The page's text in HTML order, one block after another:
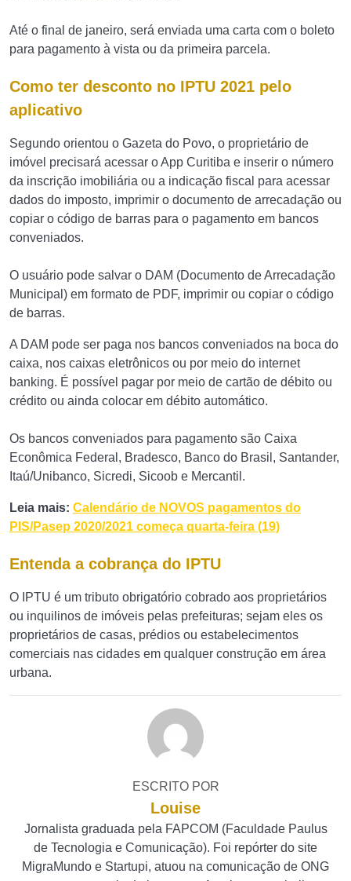
Até o final de janeiro, será enviada uma carta com o boleto
para pagamento à vista ou da primeira parcela.
Como ter desconto no IPTU 2021 pelo
aplicativo
Segundo orientou o Gazeta do Povo, o proprietário de
imóvel precisará acessar o App Curitiba e inserir o número
da inscrição imobiliária ou a indicação fiscal para acessar
dados do imposto, imprimir o documento de arrecadação ou
copiar o código de barras para o pagamento em bancos
conveniados.
O usuário pode salvar o DAM (Documento de Arrecadação
Municipal) em formato de PDF, imprimir ou copiar o código
de barras.
A DAM pode ser paga nos bancos conveniados na boca do
caixa, nos caixas eletrônicos ou por meio do internet
banking. É possível pagar por meio de cartão de débito ou
crédito ou ainda colocar em débito automático.
Os bancos conveniados para pagamento são Caixa
Econômica Federal, Bradesco, Banco do Brasil, Santander,
Itaú/Unibanco, Sicredi, Sicoob e Mercantil.
Leia mais: Calendário de NOVOS pagamentos do
PIS/Pasep 2020/2021 começa quarta-feira (19)
Entenda a cobrança do IPTU
O IPTU é um tributo obrigatório cobrado aos proprietários
ou inquilinos de imóveis pelas prefeituras; sejam eles os
proprietários de casas, prédios ou estabelecimentos
comerciais nas cidades em qualquer construção em área
urbana.
ESCRITO POR
Louise
Jornalista graduada pela FAPCOM (Faculdade Paulus
de Tecnologia e Comunicação). Foi repórter do site
MigraMundo e Startupi, atuou na comunicação de ONG